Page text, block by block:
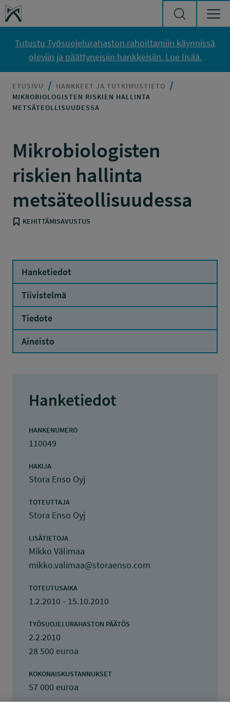
Siirry sisältöön
Työsuojelurahasto
Tutustu Työsuojelurahaston rahoittamiin käynnissä
oleviin ja päättyneisiin hankkeisiin. Lue lisää.
ETUSIVU
HANKKEET JA TUTKIMUSTIETO
MIKROBIOLOGISTEN RISKIEN HALLINTA
METSÄTEOLLISUUDESSA
Mikrobiologisten
riskien hallinta
metsäteollisuudessa
KEHITTÄMISAVUSTUS
Hanketiedot
Tiivistelmä
Tiedote
Aineisto
Hanketiedot
HANKENUMERO
110049
HAKIJA
Stora Enso Oyj
TOTEUTTAJA
Stora Enso Oyj
LISÄTIETOJA
Mikko Välimaa
mikko.valimaa@storaenso.com
TOTEUTUSAIKA
1.2.2010 - 15.10.2010
TYÖSUOJELURAHASTON PÄÄTÖS
2.2.2010
28 500 euroa
KOKONAISKUSTANNUKSET
57 000 euroa